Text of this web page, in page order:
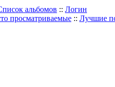
альбомов :: Логин
просматриваемые:: Лучшие